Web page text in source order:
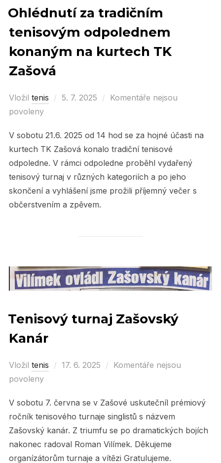
Ohlédnutí za tradičním
tenisovým odpolednem
konaným na kurtech TK
Zašová
Vložil tenis
Posted
5. 7. 2025
Komentáře nejsou
povoleny
V sobotu 21.6. 2025 od 14 hod se za hojné účasti na
kurtech TK Zašová konalo tradiční tenisové
odpoledne. V rámci odpoledne proběhl vydařený
tenisový turnaj v různých kategoriích a po jeho
skončení a vyhlášení jsme prožili příjemný večer s
občerstvením a zpěvem.
Tenisový turnaj Zašovský
Kanár
Vložil tenis
Posted
17. 6. 2025
Komentáře nejsou
povoleny
V sobotu 7. června se v Zašové uskutečníl prémiový
ročník tenisového turnaje singlistů s názvem
Zašovský kanár. Z triumfu se po dramatických bojích
nakonec radoval Roman Vilímek. Děkujeme
organízátorům turnaje a vítězi Gratulujeme.